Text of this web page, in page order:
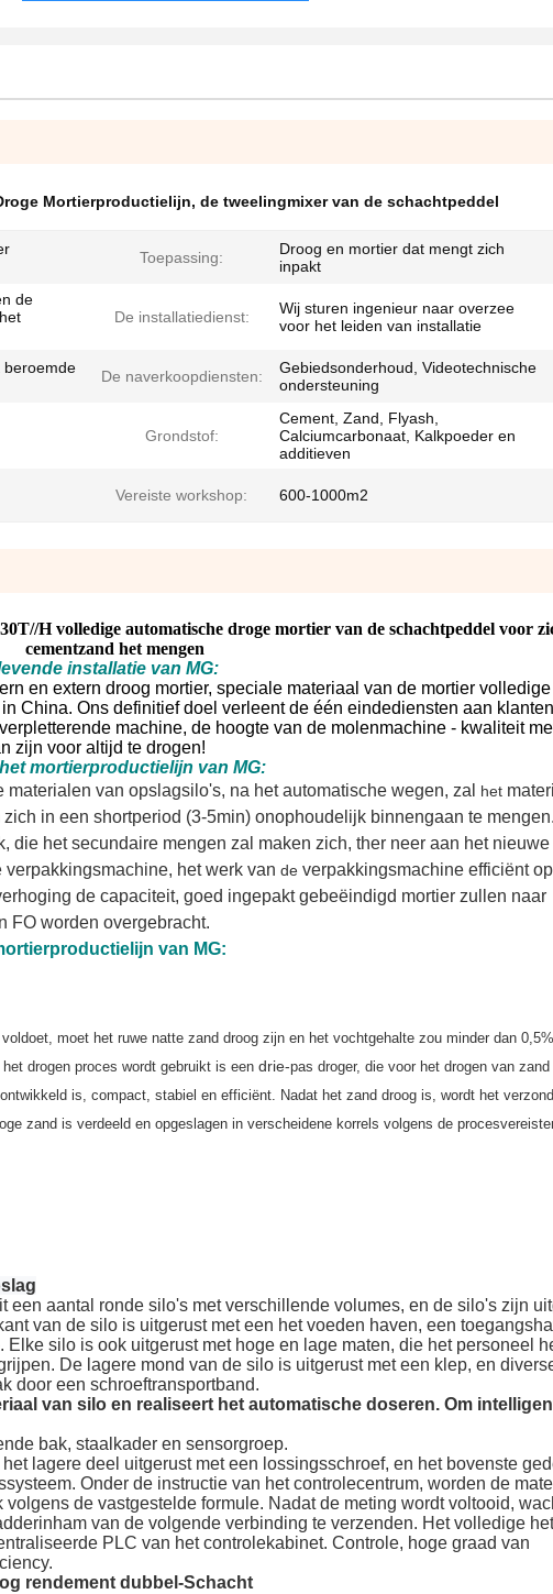
Mortierproductielijn, de tweelingmixer van de schachtpeddel
Toepassing:
Droog en mortier dat mengt zich
inpakt
de
De installatiedienst:
Wij sturen ingenieur naar overzee
voor het leiden van installatie
beroemde
De naverkoopdiensten:
Gebiedsonderhoud, Videotechnische
ondersteuning
Grondstof:
Cement, Zand, Flyash,
Calciumcarbonaat, Kalkpoeder en
additieven
Vereiste workshop: 600-1000m2
H volledige automatische droge mortier van de schachtpeddel voor
cementzand het mengen
installatie van MG:
en extern droog mortier, speciale materiaal van de mortier volledige
China. Ons definitief doel verleent de één eindediensten aan
machine, de hoogte van de molenmachine - kwaliteit
zijn voor altijd te drogen!
mortierproductielijn van MG:
materialen van opslagsilo's, na het automatische wegen, zal het
zich in een shortperiod (3-5min) onophoudelijk binnengaan te
die het secundaire mengen zal maken zich, ther neer aan het nieuwe
verpakkingsmachine, het werk van de verpakkingsmachine efficiënt
de capaciteit, goed ingepakt gebeëindigd mortier zullen naar
FO worden overgebracht.
van MG:
moet het ruwe natte zand droog zijn en het vochtgehalte zou minder dan 0,5%
drogen proces wordt gebruikt is een drie-pas droger, die voor het drogen van zand
is, compact, stabiel en efficiënt. Nadat het zand droog is, wordt het
zand is verdeeld en opgeslagen in verscheidene korrels volgens de
een aantal ronde silo's met verschillende volumes, en de silo's zijn
van de silo is uitgerust met een het voeden haven, een
silo is ook uitgerust met hoge en lage maten, die het personeel
De lagere mond van de silo is uitgerust met een klep, en
door een schroeftransportband.
van silo en realiseert het automatische doseren. Om
bak, staalkader en sensorgroep.
lagere deel uitgerust met een lossingsschroef, en het bovenste
Onder de instructie van het controlecentrum, worden de
de vastgestelde formule. Nadat de meting wordt voltooid,
van de volgende verbinding te verzenden. Het volledige het
PLC van het controlekabinet. Controle, hoge graad van
rendement dubbel-Schacht